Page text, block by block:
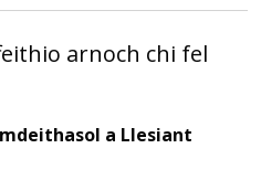
arnoch chi fel
a Llesiant